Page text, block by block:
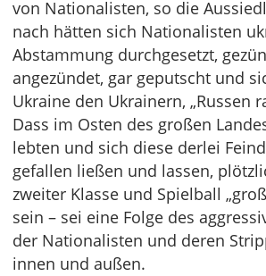
von Nationalisten, so die
nach hätten sich Nationalisten
Abstammung durchgesetzt,
angezündet, gar geputscht und
Ukraine den Ukrainern, „Russen
Dass im Osten des großen
lebten und sich diese derlei
gefallen ließen und lassen,
zweiter Klasse und Spielball
sein – sei eine Folge des
der Nationalisten und deren
innen und außen.